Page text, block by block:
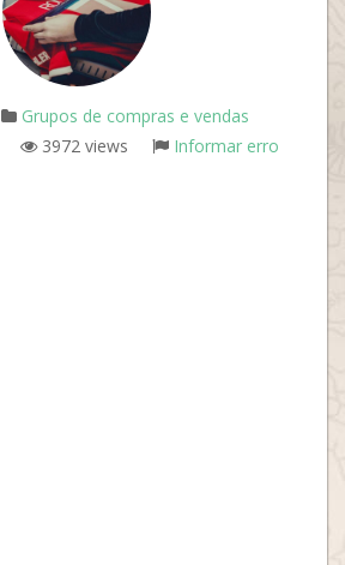
Grupos de compras e vendas
3972 views Informar erro